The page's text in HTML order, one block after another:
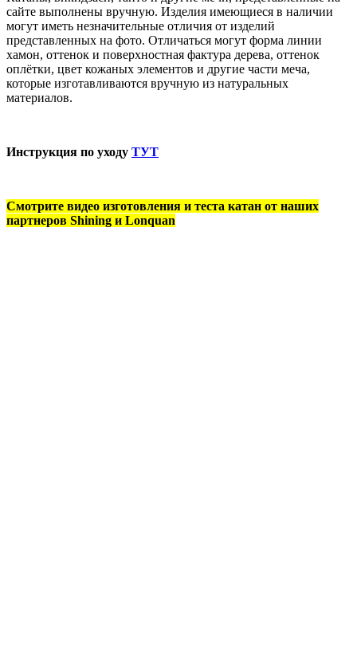
сайте выполнены вручную. Изделия имеющиеся в наличии
могут иметь незначительные отличия от изделий
представленных на фото. Отличаться могут форма линии
хамон, оттенок и поверхностная фактура дерева, оттенок
оплётки, цвет кожаных элементов и другие части меча,
которые изготавливаются вручную из натуральных
материалов.
Инструкция по уходу ТУТ
Смотрите видео изготовления и теста катан от наших
партнеров Shining и Lonquan